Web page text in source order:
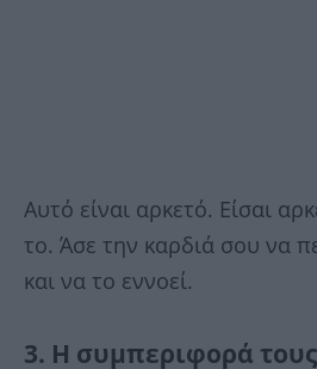
Αυτό είναι αρκετό. Είσαι
το. Άσε την καρδιά σου να
και να το εννοεί.
3. Η συμπεριφορά